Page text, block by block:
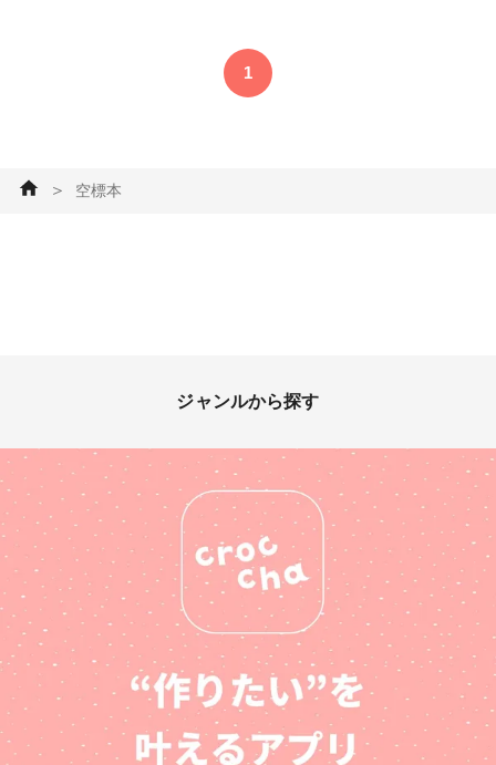
紹介していきます。私が小さな
雫に閉じ込めた空。その図鑑の
稿します。 #sorarium #空標本
1
＞ 空標本
ジャンルから探す